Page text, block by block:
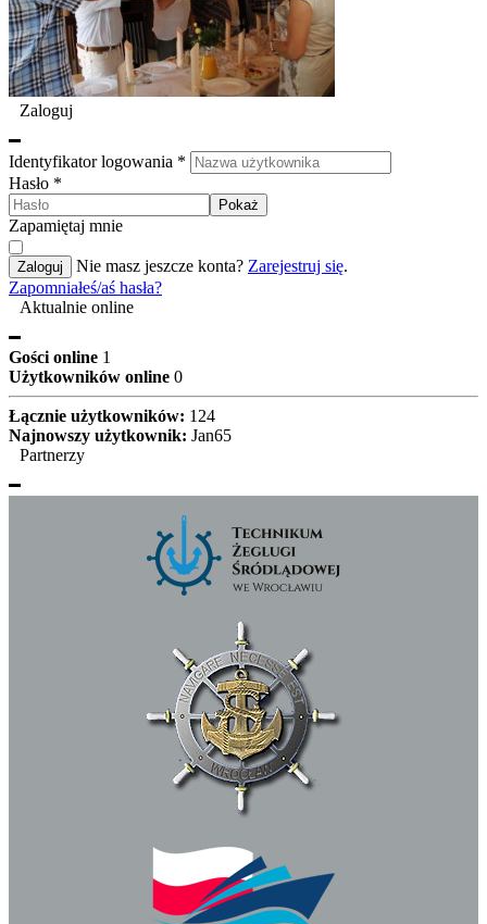
Zaloguj
Identyfikator logowania *
Hasło *
Pokaż
Zapamiętaj mnie
Zaloguj Nie masz jeszcze konta? Zarejestruj się.
Zapomniałeś/aś hasła?
Aktualnie online
Gości online 1
Użytkowników online 0
Łącznie użytkowników: 124
Najnowszy użytkownik: Jan65
Partnerzy